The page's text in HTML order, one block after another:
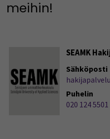
meihin!
SEAMK
Sähköposti
Puhelin
020 124 5501